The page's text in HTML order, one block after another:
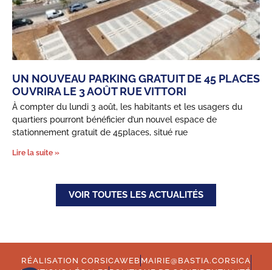
UN NOUVEAU PARKING GRATUIT DE 45 PLACES
OUVRIRA LE 3 AOÛT RUE VITTORI
À compter du lundi 3 août, les habitants et les usagers du
quartiers pourront bénéficier d’un nouvel espace de
stationnement gratuit de 45places, situé rue
Lire la suite »
VOIR TOUTES LES ACTUALITÉS
RÉALISATION CORSICAWEB MAIRIE@BASTIA.CORSICA